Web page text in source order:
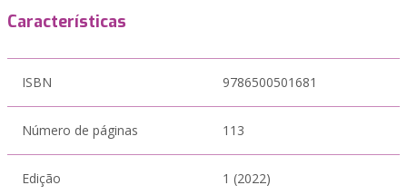
Características
ISBN 9786500501681
Número de páginas 113
Edição 1 (2022)